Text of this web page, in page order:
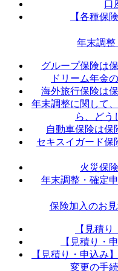
口
【各種保
年末調整
グループ保険は
ドリーム年金
海外旅行保険は
年末調整に関して
ら、どう
自動車保険は保
セキスイガード保
火災保
年末調整・確定
保険加入のお
【見積
【見積り・
【見積り・申込み
変更の手